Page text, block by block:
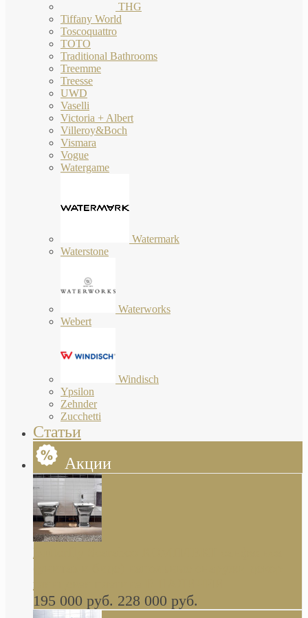
THG
Tiffany World
Toscoquattro
TOTO
Traditional Bathrooms
Treemme
Treesse
UWD
Vaselli
Victoria + Albert
Villeroy&Boch
Vismara
Vogue
Watergame
Watermark
Waterstone
Waterworks
Webert
Windisch
Ypsilon
Zehnder
Zucchetti
Статьи
Акции
Butterfly Scarabeo КОМПЛЕКТ санфаянса
глянцевая платина В НАЛИЧИИ
195 000 руб. 228 000 руб.